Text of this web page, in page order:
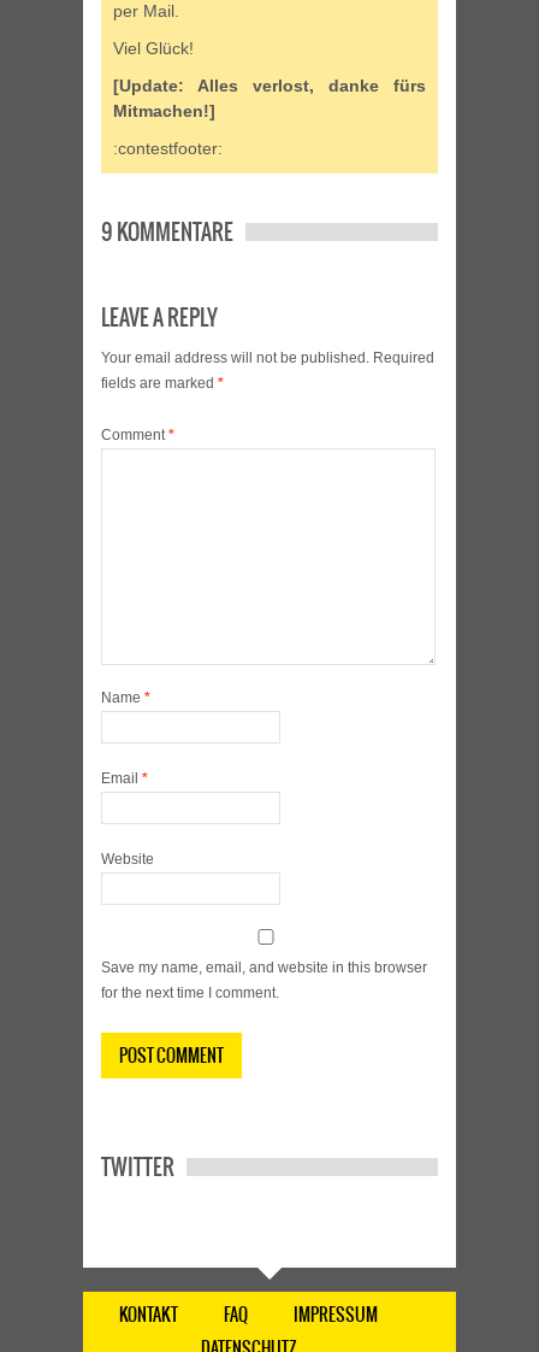
per Mail.
Viel Glück!
[Update: Alles verlost, danke fürs
Mitmachen!]
:contestfooter:
9 KOMMENTARE
LEAVE A REPLY
Your email address will not be published. Required
fields are marked *
Comment*
Name *
Email *
Website
Save my name, email, and website in this browser
for the next time I comment.
TWITTER
KONTAKT FAQ
IMPRESSUM